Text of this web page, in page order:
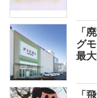
「
グ
最
「